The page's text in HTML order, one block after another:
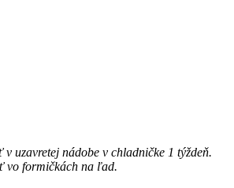
v uzavretej nádobe v chladničke 1 týždeň.
vo formičkách na ľad.